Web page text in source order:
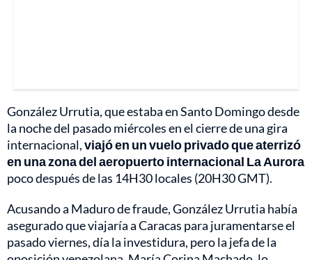
González Urrutia, que estaba en Santo Domingo desde
la noche del pasado miércoles en el cierre de una gira
internacional,viajó en un vuelo privado que aterrizó
en una zona del aeropuerto internacional La Aurora
poco después de las 14H30 locales (20H30 GMT).
Acusando a Maduro de fraude, González Urrutia había
asegurado que viajaría a Caracas para juramentarse el
pasado viernes, día la investidura, pero la jefa de la